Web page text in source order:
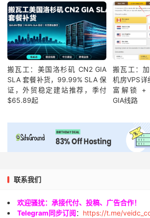
搬瓦工：美国洛杉矶 CN2 GIA
SLA 套餐补货，99.99% SLA 保
证，外贸稳定建站推荐，季付
$65.89起
搬瓦工：
机房VPS
富解锁 +
GIA线路
联系我们
欢迎骚扰：承接代付、投稿、广告合作！
Telegram同步订阅： https://t.me/